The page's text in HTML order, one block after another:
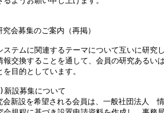
会募集のご案内（再掲）
テムに関連するテーマについて互いに研究
交換することを通して、会員の研究あるい
目的としています。
設募集について
を希望される会員は、一般社団法人　